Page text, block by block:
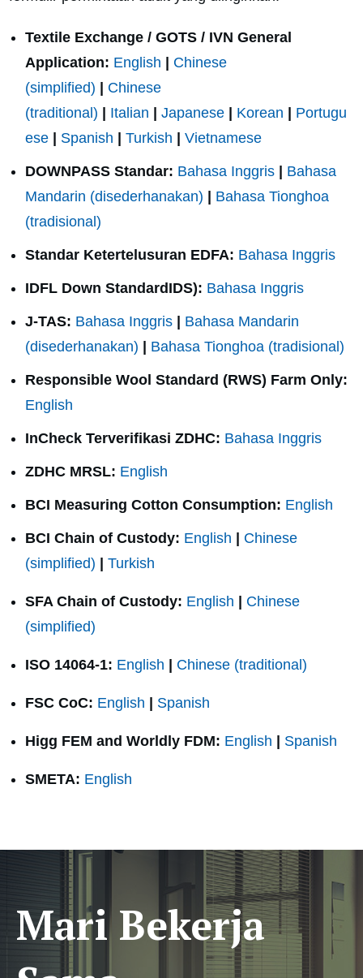
Textile Exchange / GOTS / IVN General
Application: English | Chinese
(simplified) | Chinese
(traditional) | Italian | Japanese | Korean | Portugu
ese | Spanish | Turkish | Vietnamese
DOWNPASS Standar: Bahasa Inggris | Bahasa
Mandarin (disederhanakan) | Bahasa Tionghoa
(tradisional)
Standar Ketertelusuran EDFA: Bahasa Inggris
IDFL Down StandardIDS): Bahasa Inggris
J-TAS: Bahasa Inggris | Bahasa Mandarin
(disederhanakan) | Bahasa Tionghoa (tradisional)
Responsible Wool Standard (RWS) Farm Only:
English
InCheck Terverifikasi ZDHC: Bahasa Inggris
ZDHC MRSL: English
BCI Measuring Cotton Consumption: English
BCI Chain of Custody: English | Chinese
(simplified) | Turkish
SFA Chain of Custody: English | Chinese
(simplified)
ISO 14064-1: English | Chinese (traditional)
FSC CoC: English | Spanish
Higg FEM and Worldly FDM: English | Spanish
SMETA: English
Mari Bekerja